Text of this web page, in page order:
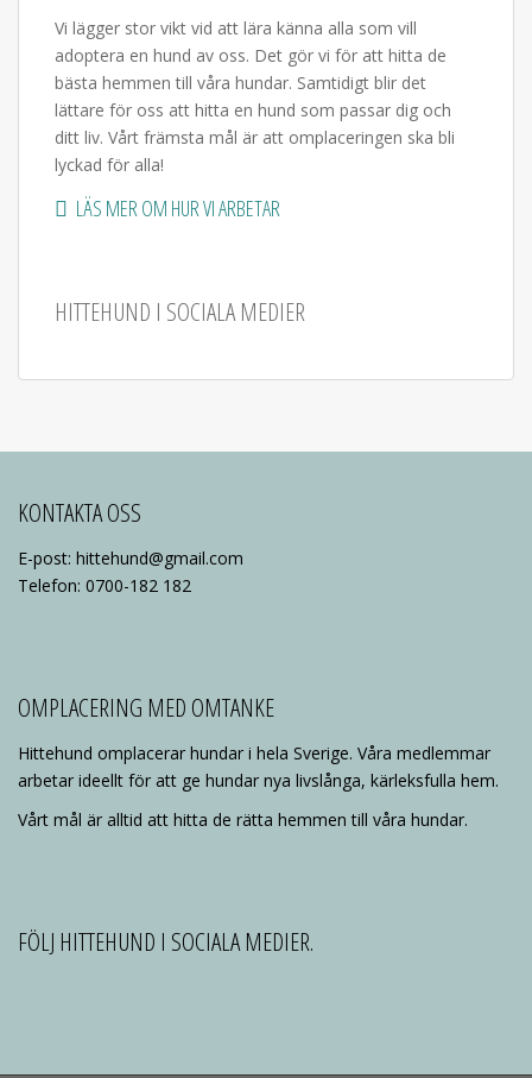
Vi lägger stor vikt vid att lära känna alla som vill
adoptera en hund av oss. Det gör vi för att hitta de
bästa hemmen till våra hundar. Samtidigt blir det
lättare för oss att hitta en hund som passar dig och
ditt liv. Vårt främsta mål är att omplaceringen ska bli
lyckad för alla!
LÄS MER OM HUR VI ARBETAR
HITTEHUND I SOCIALA MEDIER
KONTAKTA OSS
E-post: hittehund@gmail.com
Telefon: 0700-182 182
OMPLACERING MED OMTANKE
Hittehund omplacerar hundar i hela Sverige. Våra medlemmar
arbetar ideellt för att ge hundar nya livslånga, kärleksfulla hem.
Vårt mål är alltid att hitta de rätta hemmen till våra hundar.
FÖLJ HITTEHUND I SOCIALA MEDIER.